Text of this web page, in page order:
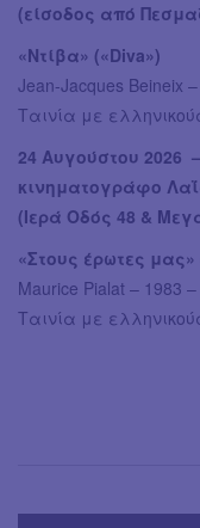
(είσοδος από
«Ντίβα» («Diva»)
Jean-Jacques Beineix –
Ταινία με
24 Αυγούστου 2026
κινηματογράφο
(Ιερά Οδός 48 &
«Στους έρωτες μας»
Maurice Pialat – 1983 –
Ταινία με